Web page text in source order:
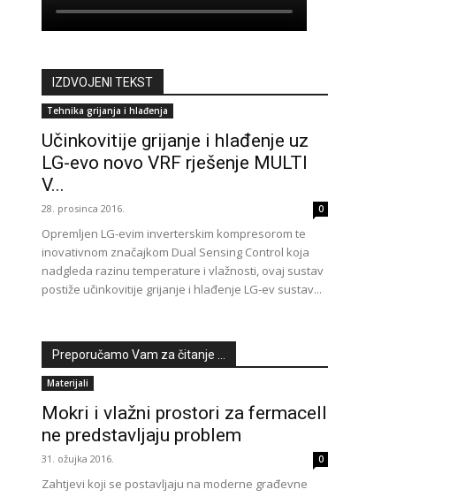
IZDVOJENI TEKST
Tehnika grijanja i hlađenja
Učinkovitije grijanje i hlađenje uz
LG-evo novo VRF rješenje MULTI
V...
28. prosinca 2016. 0
Opremljen LG-evim inverterskim kompresorom te
inovativnom značajkom Dual Sensing Control koja
nadgleda razinu temperature i vlažnosti, ovaj sustav
postiže učinkovitije grijanje i hlađenje LG-ev sustav...
Preporučamo Vam za čitanje ...
Materijali
Mokri i vlažni prostori za fermacell
ne predstavljaju problem
31. ožujka 2016. 0
Zahtjevi koji se postavljaju na moderne građevne